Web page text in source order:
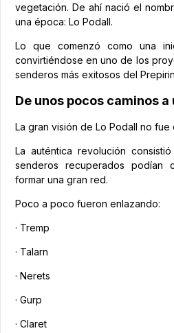
vegetación. De ahí nació el
una época: Lo Podall.
Lo que comenzó como una
convirtiéndose en uno de los
senderos más exitosos del
De unos pocos caminos
La gran visión de Lo Podall no fue
La auténtica revolución
senderos recuperados podían
formar una gran red.
Poco a poco fueron enlazando:
· Tremp
· Talarn
· Nerets
· Gurp
· Claret